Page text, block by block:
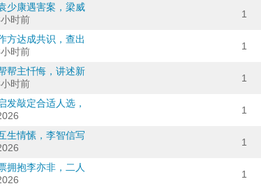
少康遇害案，梁威
时前 1
方达成共识，查出
时前 1
帮主忏悔，讲述新
时前 1
发敲定合适人选，
1
生情愫，李智信写
1
拥抱李亦非，二人
1